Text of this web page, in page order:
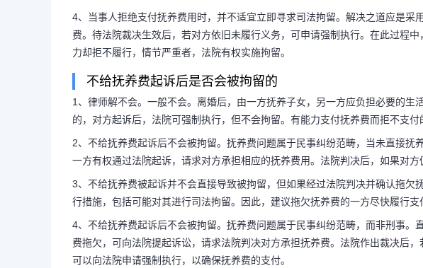
4、当事人拒绝支付抚养费用时，并不适宜立即寻求司法拘留。解决之道应是采
费。待法院裁决生效后，若对方依旧未履行义务，可申请强制执行。在此过程
力却拒不履行，情节严重者，法院有权实施拘留。
不给抚养费起诉后是否会被拘留的
1、律师解不会。一般不会。离婚后，由一方抚养子女，另一方应负担必要的生
的，对方起诉后，法院可强制执行，但不会拘留。有能力支付抚养费而拒不支付
2、不给抚养费起诉后不会被拘留。抚养费问题属于民事纠纷范畴，当未直接抚
一方有权通过法院起诉，请求对方承担相应的抚养费用。法院判决后，如果对方
3、不给抚养费被起诉并不会直接导致被拘留，但如果经过法院判决并确认拖欠
行措施，包括可能对其进行司法拘留。因此，建议拖欠抚养费的一方尽快履行支
4、不给抚养费起诉后不会被拘留。抚养费问题属于民事纠纷范畴，而非刑事。
费拖欠，可向法院提起诉讼，请求法院判决对方承担抚养费。法院作出裁决后
可以向法院申请强制执行，以确保抚养费的支付。
长按图片识别二维码阅读更多